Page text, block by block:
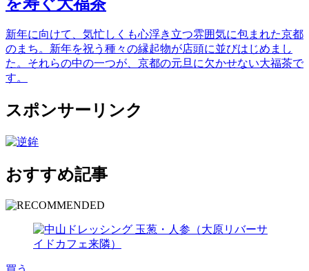
新年に向けて、気忙しくも心浮き立つ雰囲気に包まれた京都
のまち。新年を祝う種々の縁起物が店頭に並びはじめまし
た。それらの中の一つが、京都の元旦に欠かせない大福茶で
す。
スポンサーリンク
おすすめ記事